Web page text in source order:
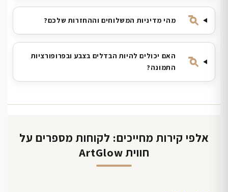
מהי מדיניות המשלוחים וההחזרות שלכם?
האם יכולים להיות הבדלים בצבע ובפרופורציות
התמונה?
אלפי קירות מחייכים: לקוחות מספרים על
חווית ArtGlow